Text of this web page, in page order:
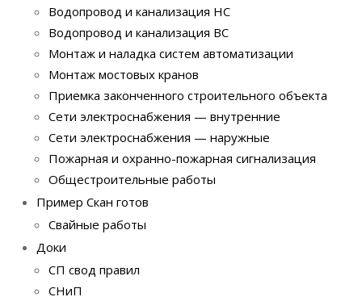
Водопровод и канализация НС
Водопровод и канализация ВС
Монтаж и наладка систем автоматизации
Монтаж мостовых кранов
Приемка законченного строительного объекта
Сети электроснабжения — внутренние
Сети электроснабжения — наружные
Пожарная и охранно-пожарная сигнализация
Общестроительные работы
Пример Скан готов
Свайные работы
Доки
СП свод правил
СНиП